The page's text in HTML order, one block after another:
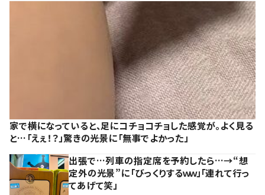
家で横になっていると、足にコチョコチョした感覚が。よく見る
と…「えぇ！？」驚きの光景に「無事でよかった」
出張で…列車の指定席を予約したら…→“想
定外の光景”に「びっくりするｗｗ」「連れて行っ
てあげて笑」